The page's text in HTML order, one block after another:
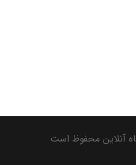
آنلاین محفوظ است